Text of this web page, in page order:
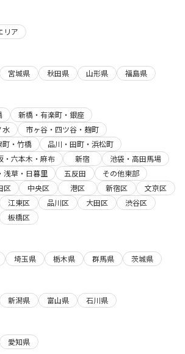
リア
宮城県 秋田県 山形県
福島県
新橋・有楽町・銀座
水
市ヶ谷・四ツ谷・麹町
町・竹橋
品川・田町・浜松町
・六本木・麻布 新宿
池袋・高田馬場
浅草・日暮里 五反田
その他東部
区 中央区 港区 新宿区
文京区
江東区 品川区 大田区
渋谷区
板橋区
埼玉県 栃木県 群馬県
茨城県
新潟県 富山県
石川県
愛知県